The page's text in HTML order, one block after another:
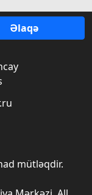
Əlaqə
mütləqdir.